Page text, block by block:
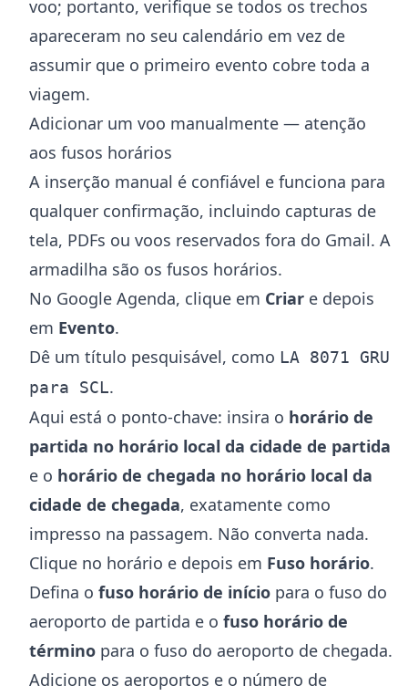
voo; portanto, verifique se todos os trechos
apareceram no seu calendário em vez de
assumir que o primeiro evento cobre toda a
viagem.
Adicionar um voo manualmente — atenção
aos fusos horários
A inserção manual é confiável e funciona para
qualquer confirmação, incluindo capturas de
tela, PDFs ou voos reservados fora do Gmail. A
armadilha são os fusos horários.
No Google Agenda, clique em Criar e depois
em Evento.
Dê um título pesquisável, como LA 8071 GRU
para SCL.
Aqui está o ponto-chave: insira o horário de
partida no horário local da cidade de partida
e o horário de chegada no horário local da
cidade de chegada, exatamente como
impresso na passagem. Não converta nada.
Clique no horário e depois em Fuso horário.
Defina o fuso horário de início para o fuso do
aeroporto de partida e o fuso horário de
término para o fuso do aeroporto de chegada.
Adicione os aeroportos e o número de